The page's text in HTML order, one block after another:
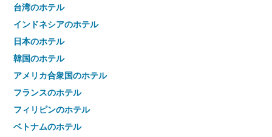
台湾のホテル
インドネシアのホテル
日本のホテル
韓国のホテル
アメリカ合衆国のホテル
フランスのホテル
フィリピンのホテル
ベトナムのホテル